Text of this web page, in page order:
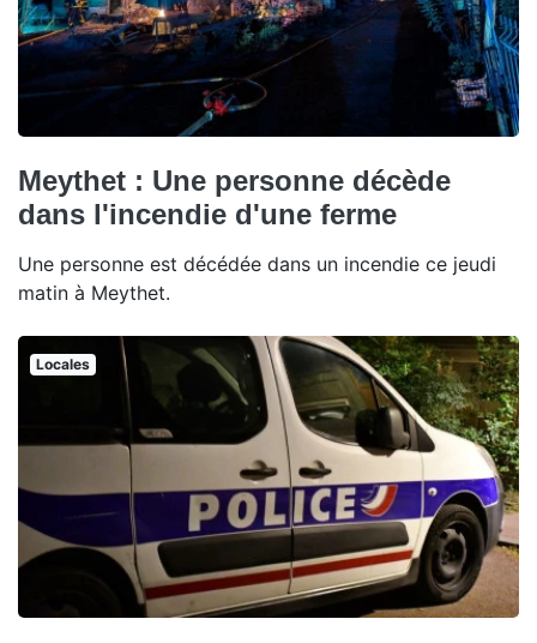
Meythet : Une personne décède
dans l'incendie d'une ferme
Une personne est décédée dans un incendie ce jeudi
matin à Meythet.
Locales